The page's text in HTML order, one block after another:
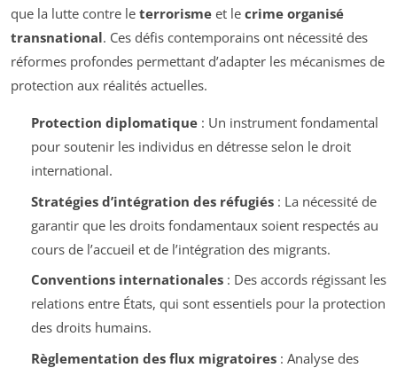
que la lutte contre le terrorisme et le crime organisé
transnational. Ces défis contemporains ont nécessité des
réformes profondes permettant d’adapter les mécanismes de
protection aux réalités actuelles.
Protection diplomatique: Un instrument fondamental
pour soutenir les individus en détresse selon le droit
international.
Stratégies d’intégration des réfugiés: La nécessité de
garantir que les droits fondamentaux soient respectés au
cours de l’accueil et de l’intégration des migrants.
Conventions internationales: Des accords régissant les
relations entre États, qui sont essentiels pour la protection
des droits humains.
Règlementation des flux migratoires: Analyse des